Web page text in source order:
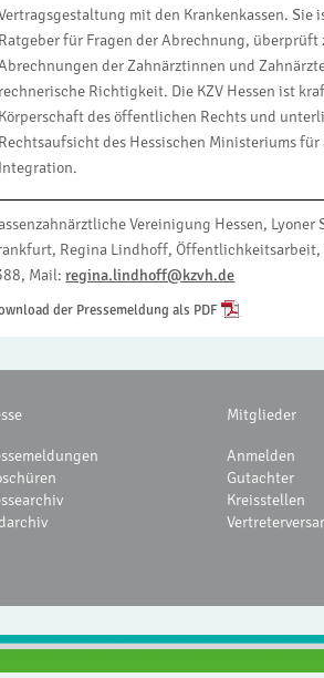
mit den Krankenkassen. Sie
für Fragen der Abrechnung, überprüft
der Zahnärztinnen und
Richtigkeit. Die KZV Hessen ist
des öffentlichen Rechts und
des Hessischen Ministeriums für
Vereinigung Hessen, Lyoner
Regina Lindhoff, Öffentlichkeitsarbeit,
Mail: regina.lindhoff@kzvh.de
der Pressemeldung als PDF
Mitglieder
Anmelden
Gutachter
Kreisstellen